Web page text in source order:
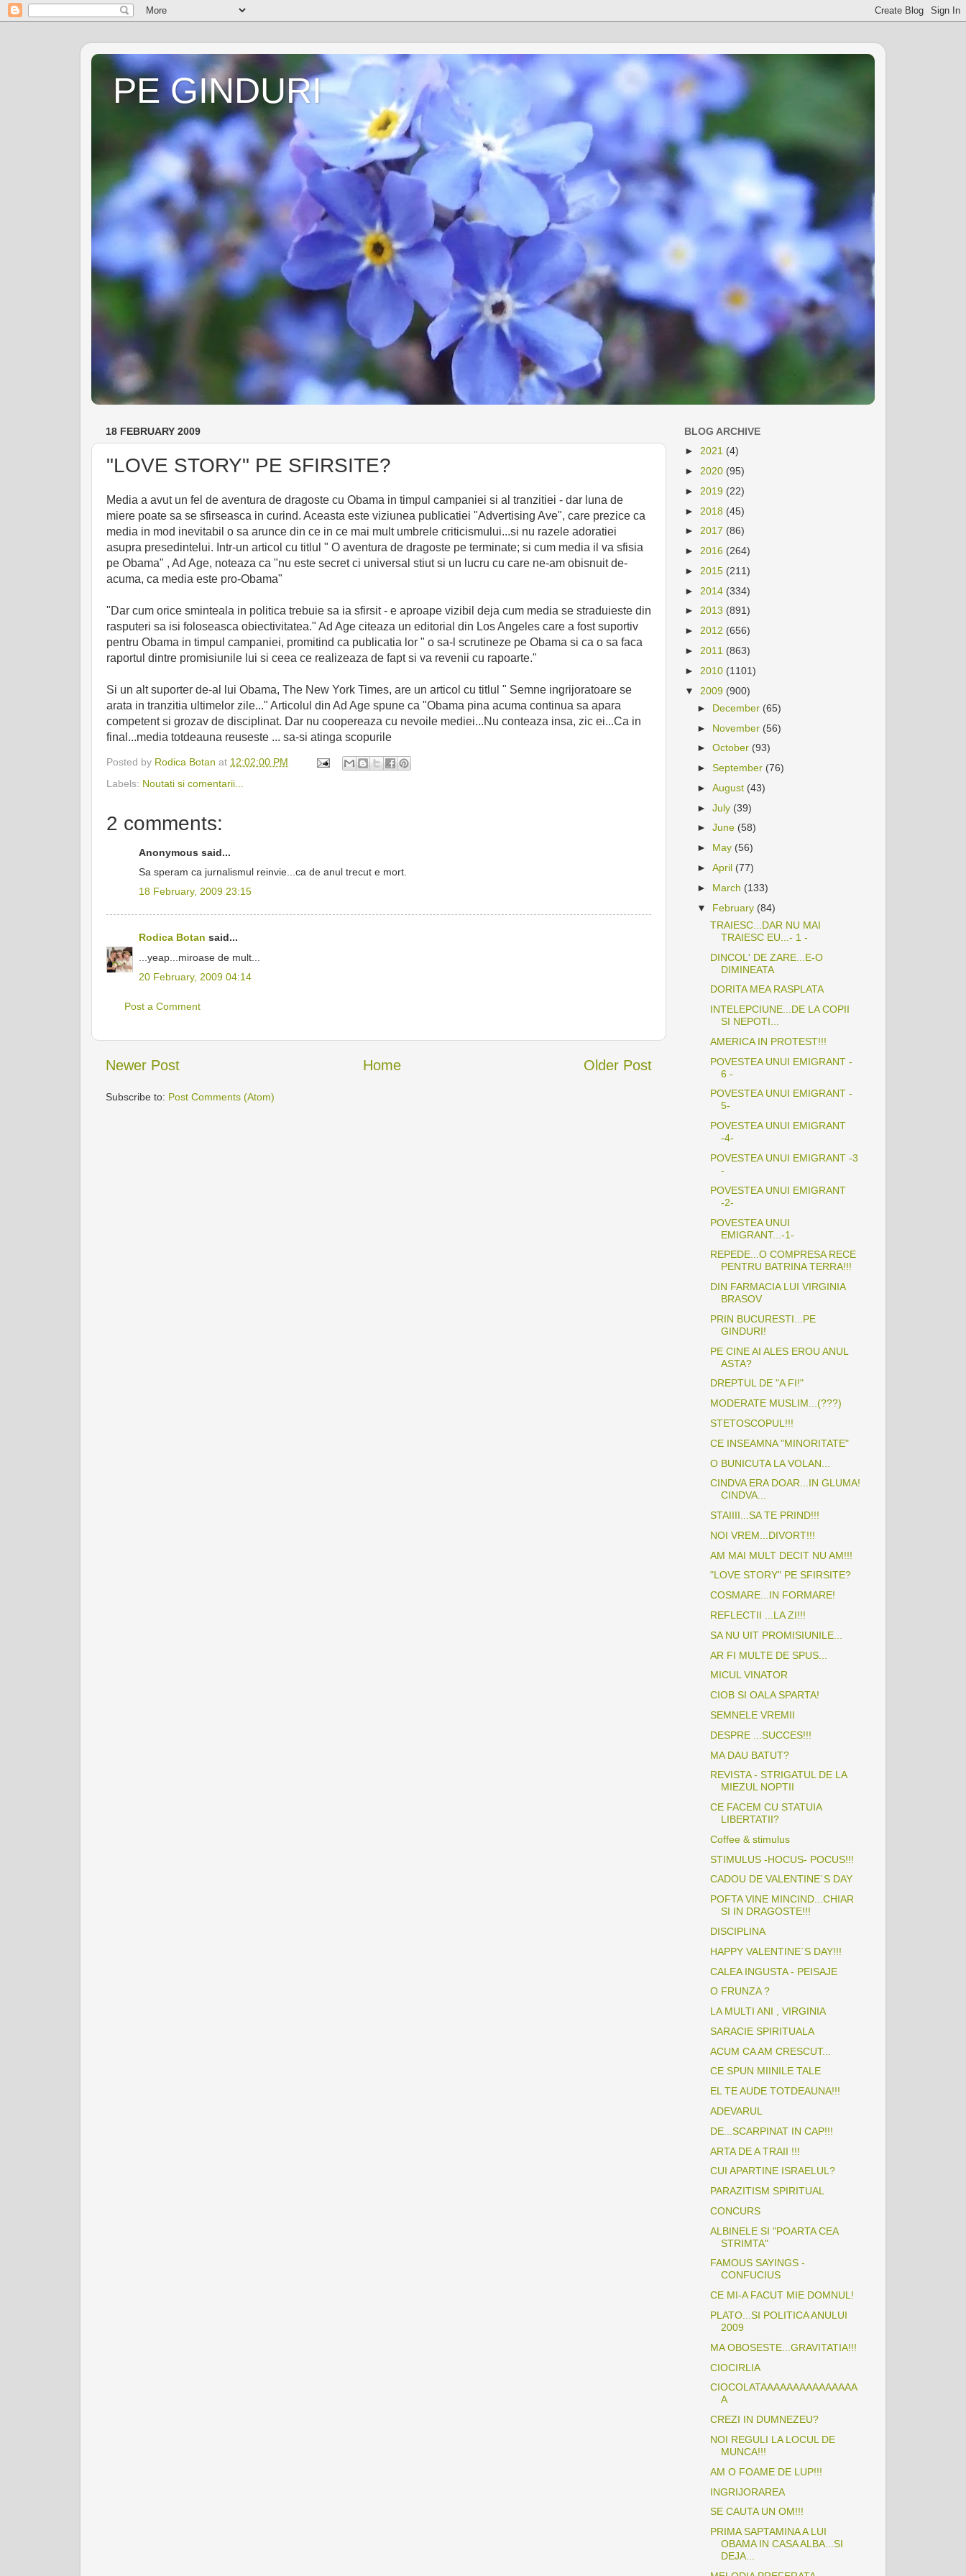
PE GINDURI
18 FEBRUARY 2009
"LOVE STORY" PE SFIRSITE?
Media a avut un fel de aventura de dragoste cu Obama in timpul campaniei si al tranzitiei - dar luna de
miere poate sa se sfirseasca in curind. Aceasta este viziunea publicatiei "Advertising Ave", care prezice ca
media in mod inevitabil o sa arunce din ce in ce mai mult umbrele criticismului...si nu razele adoratiei
asupra presedintelui. Intr-un articol cu titlul " O aventura de dragoste pe terminate; si cum media il va sfisia
pe Obama" , Ad Age, noteaza ca "nu este secret ci universal stiut si un lucru cu care ne-am obisnuit de-
acuma, ca media este pro-Obama"
"Dar cum orice sminteala in politica trebuie sa ia sfirsit - e aproape vizibil deja cum media se straduieste din
rasputeri sa isi foloseasca obiectivitatea." Ad Age citeaza un editorial din Los Angeles care a fost suportiv
pentru Obama in timpul campaniei, promitind ca publicatia lor " o sa-l scrutineze pe Obama si ca o sa faca
raportul dintre promisiunile lui si ceea ce realizeaza de fapt si va revenii cu rapoarte."
Si un alt suporter de-al lui Obama, The New York Times, are un articol cu titlul " Semne ingrijoratoare se
arata in tranzitia ultimelor zile..." Articolul din Ad Age spune ca "Obama pina acuma continua sa apara
competent si grozav de disciplinat. Dar nu coopereaza cu nevoile mediei...Nu conteaza insa, zic ei...Ca in
final...media totdeauna reuseste ... sa-si atinga scopurile
Posted by Rodica Botan at 12:02:00 PM
Labels: Noutati si comentarii...
2 comments:
Anonymous said...
Sa speram ca jurnalismul reinvie...ca de anul trecut e mort.
18 February, 2009 23:15
Rodica Botan said...
...yeap...miroase de mult...
20 February, 2009 04:14
Post a Comment
Newer Post Older Post
Home
Subscribe to: Post Comments (Atom)
BLOG ARCHIVE
► 2021 (4)
► 2020 (95)
► 2019 (22)
► 2018 (45)
► 2017 (86)
► 2016 (264)
► 2015 (211)
► 2014 (334)
► 2013 (891)
► 2012 (656)
► 2011 (863)
► 2010 (1101)
▼ 2009 (900)
► December (65)
► November (56)
►October (93)
►September (76)
►August (43)
►July (39)
►June (58)
► May (56)
►April (77)
► March (133)
▼ February (84)
TRAIESC...DAR NU MAI
TRAIESC EU...- 1 -
DINCOL' DE ZARE...E-O
DIMINEATA
DORITA MEA RASPLATA
INTELEPCIUNE...DE LA COPII
SI NEPOTI...
AMERICA IN PROTEST!!!
POVESTEA UNUI EMIGRANT -
6 -
POVESTEA UNUI EMIGRANT -
5-
POVESTEA UNUI EMIGRANT
-4-
POVESTEA UNUI EMIGRANT -3
-
POVESTEA UNUI EMIGRANT
-2-
POVESTEA UNUI
EMIGRANT...-1-
REPEDE...O COMPRESA RECE
PENTRU BATRINA TERRA!!!
DIN FARMACIA LUI VIRGINIA
BRASOV
PRIN BUCURESTI...PE
GINDURI!
PE CINE AI ALES EROU ANUL
ASTA?
DREPTUL DE "A FI!"
MODERATE MUSLIM...(???)
STETOSCOPUL!!!
CE INSEAMNA "MINORITATE"
O BUNICUTA LA VOLAN...
CINDVA ERA DOAR...IN GLUMA!
CINDVA...
STAIIII...SA TE PRIND!!!
NOI VREM...DIVORT!!!
AM MAI MULT DECIT NU AM!!!
"LOVE STORY" PE SFIRSITE?
COSMARE...IN FORMARE!
REFLECTII ...LA ZI!!!
SA NU UIT PROMISIUNILE...
AR FI MULTE DE SPUS...
MICUL VINATOR
CIOB SI OALA SPARTA!
SEMNELE VREMII
DESPRE ...SUCCES!!!
MA DAU BATUT?
REVISTA - STRIGATUL DE LA
MIEZUL NOPTII
CE FACEM CU STATUIA
LIBERTATII?
Coffee & stimulus
STIMULUS -HOCUS- POCUS!!!
CADOU DE VALENTINE`S DAY
POFTA VINE MINCIND...CHIAR
SI IN DRAGOSTE!!!
DISCIPLINA
HAPPY VALENTINE`S DAY!!!
CALEA INGUSTA - PEISAJE
O FRUNZA ?
LA MULTI ANI , VIRGINIA
SARACIE SPIRITUALA
ACUM CA AM CRESCUT...
CE SPUN MIINILE TALE
EL TE AUDE TOTDEAUNA!!!
ADEVARUL
DE...SCARPINAT IN CAP!!!
ARTA DE A TRAII !!!
CUI APARTINE ISRAELUL?
PARAZITISM SPIRITUAL
CONCURS
ALBINELE SI "POARTA CEA
STRIMTA"
FAMOUS SAYINGS -
CONFUCIUS
CE MI-A FACUT MIE DOMNUL!
PLATO...SI POLITICA ANULUI
2009
MA OBOSESTE...GRAVITATIA!!!
CIOCIRLIA
CIOCOLATAAAAAAAAAAAAAAA
A
CREZI IN DUMNEZEU?
NOI REGULI LA LOCUL DE
MUNCA!!!
AM O FOAME DE LUP!!!
INGRIJORAREA
SE CAUTA UN OM!!!
PRIMA SAPTAMINA A LUI
OBAMA IN CASA ALBA...SI
DEJA...